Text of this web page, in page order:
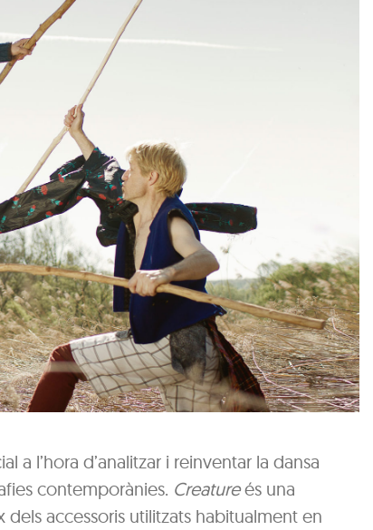
a l’hora d’analitzar i reinventar la dansa
contemporànies. Creatureés una
accessoris utilitzats habitualment en